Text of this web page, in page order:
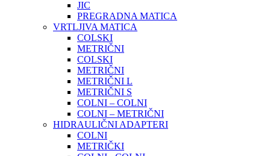
JIC
PREGRADNA MATICA
VRTLJIVA MATICA
COLSKI
METRIČNI
COLSKI
METRIČNI
METRIČNI L
METRIČNI S
COLNI – COLNI
COLNI – METRIČNI
HIDRAULIČNI ADAPTERI
COLNI
METRIČKI